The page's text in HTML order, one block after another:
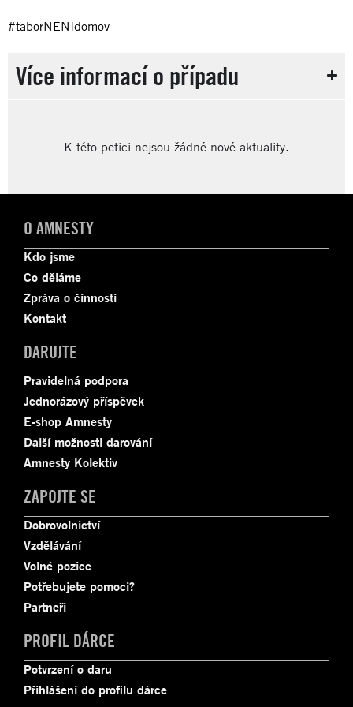
#taborNENIdomov
Více informací o případu
K této petici nejsou žádné nové aktuality.
O AMNESTY
Kdo jsme
Co děláme
Zpráva o činnosti
Kontakt
DARUJTE
Pravidelná podpora
Jednorázový příspěvek
E-shop Amnesty
Další možnosti darování
Amnesty Kolektiv
ZAPOJTE SE
Dobrovolnictví
Vzdělávání
Volné pozice
Potřebujete pomoci?
Partneři
PROFIL DÁRCE
Potvrzení o daru
Přihlášení do profilu dárce